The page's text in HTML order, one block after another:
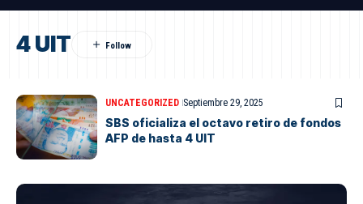
4 UIT
UNCATEGORIZED Septiembre 29, 2025
SBS oficializa el octavo retiro de fondos
AFP de hasta 4 UIT